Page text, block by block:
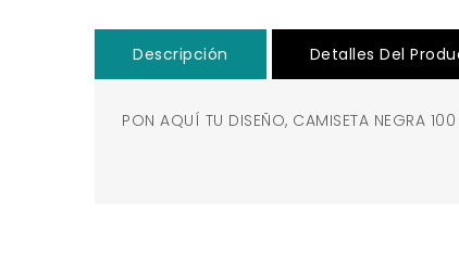
Descripción Detalles Del
PON AQUÍ TU DISEÑO, CAMISETA NEGRA